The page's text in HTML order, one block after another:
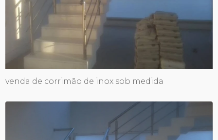
venda de corrimão de inox sob medida